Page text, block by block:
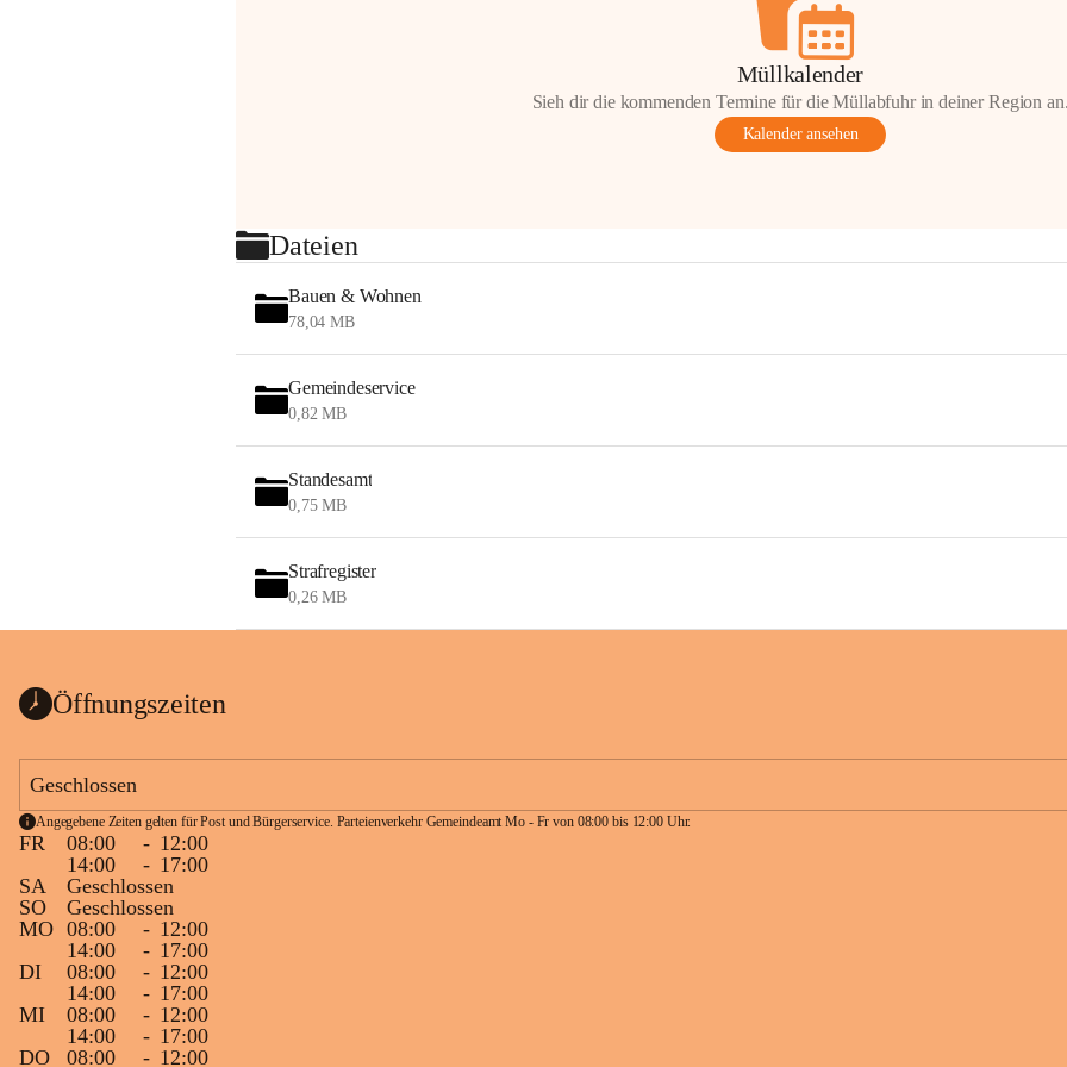
Müllkalender
Sieh dir die kommenden Termine für die Müllabfuhr in deiner Region
Kalender ansehen
Dateien
Bauen & Wohnen
78,04 MB
Gemeindeservice
0,82 MB
Standesamt
0,75 MB
Strafregister
0,26 MB
Öffnungszeiten
Geschlossen
Angegebene Zeiten gelten für Post und Bürgerservice. Parteienverkehr Gemeindeamt Mo - Fr von 08:00 bis 12:00 Uhr.
FR 08:00 - 12:00
14:00
- 17:00
SA
Geschlossen
SO
Geschlossen
MO 08:00 - 12:00
14:00
- 17:00
DI
08:00 - 12:00
14:00
- 17:00
MI
08:00 - 12:00
14:00
- 17:00
DO
08:00 - 12:00